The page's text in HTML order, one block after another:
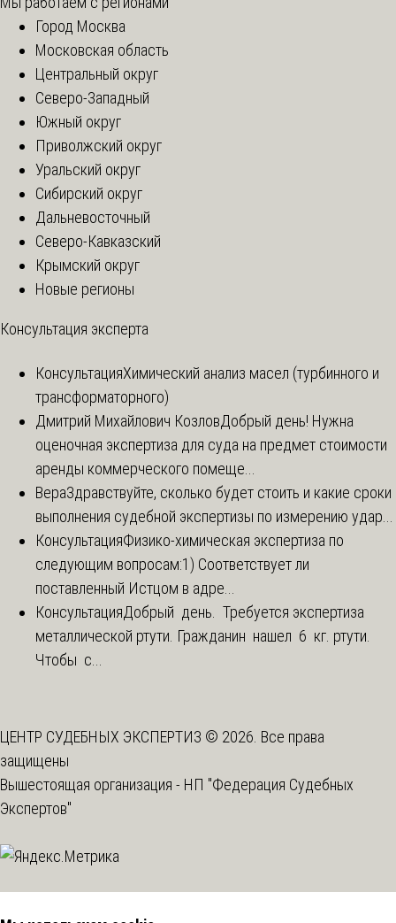
Город Москва
Московская область
Центральный округ
Северо-Западный
Южный округ
Приволжский округ
Уральский округ
Сибирский округ
Дальневосточный
Северо-Кавказский
Крымский округ
Новые регионы
Консультация эксперта
КонсультацияХимический анализ масел (турбинного и
трансформаторного)
Дмитрий Михайлович КозловДобрый день! Нужна
оценочная экспертиза для суда на предмет стоимости
аренды коммерческого помеще...
ВераЗдравствуйте, сколько будет стоить и какие сроки
выполнения судебной экспертизы по измерению удар...
КонсультацияФизико-химическая экспертиза по
следующим вопросам:1) Соответствует ли
поставленный Истцом в адре...
КонсультацияДобрый день. Требуется экспертиза
металлической ртути. Гражданин нашел 6 кг. ртути.
Чтобы с...
ЦЕНТР СУДЕБНЫХ ЭКСПЕРТИЗ © 2026. Все права
защищены
Вышестоящая организация - НП "Федерация Судебных
Экспертов"